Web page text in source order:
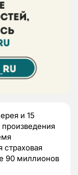
и 15
произведения
90 миллионов